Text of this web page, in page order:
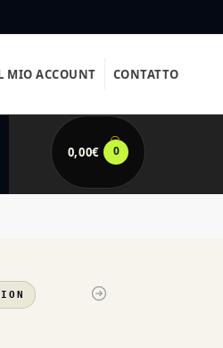
MIO ACCOUNT CONTATTO
0,00€ 0